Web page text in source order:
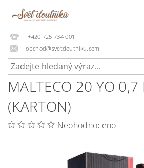
+420 725 734 001
obchod@svetdoutniku.com
MALTECO 20 YO 0,7
(KARTON)
Neohodnoceno